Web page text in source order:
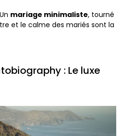
mariage minimaliste, tourné
et le calme des mariés sont la
: Le luxe